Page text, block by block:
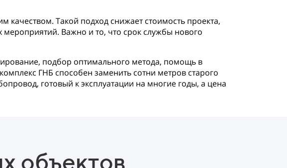
Такой подход снижает стоимость проекта,
Важно и то, что срок службы нового
подбор оптимального метода, помощь в
ГНБ способен заменить сотни метров старого
готовый к эксплуатации на многие годы, а цена
объектов